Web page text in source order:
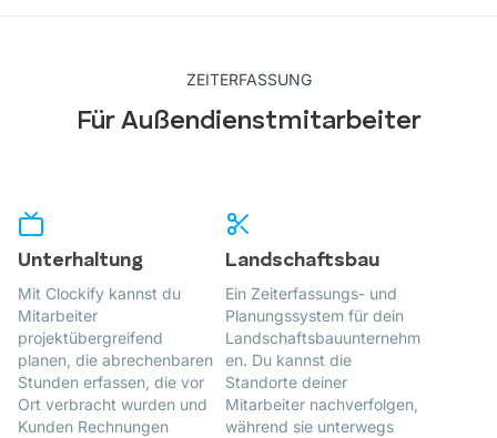
ZEITERFASSUNG
Für Außendienstmitarbeiter
Unterhaltung
Mit Clockify kannst du
Mitarbeiter
projektübergreifend
planen, die abrechenbaren
Stunden erfassen, die vor
Ort verbracht wurden und
Kunden Rechnungen
Landschaftsbau
Ein Zeiterfassungs- und
Planungssystem für dein
Landschaftsbauunternehm
en. Du kannst die
Standorte deiner
Mitarbeiter nachverfolgen,
während sie unterwegs